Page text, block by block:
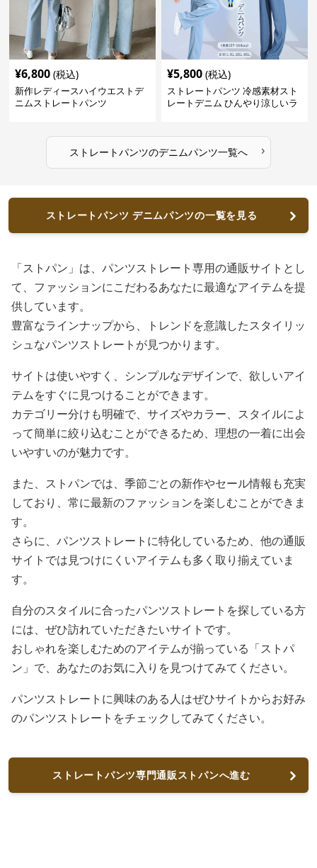
¥6,800 (税込)
新作レディースハイウエストデ
ニムストレートパンツ
¥5,800 (税込)
ストレートパンツ 冷感素材スト
レートデニム ひんやり涼しいラ
ストレートパンツのデニムパンツ一覧へ ›
ストレートパンツ デニムパンツの一覧を見る
「ストパン」は、パンツストレート専用の通販サイトとし
て、ファッションにこだわるあなたに最適なアイテムを提
供しています。
豊富なラインナップから、トレンドを意識したスタイリッ
シュなパンツストレートが見つかります。
サイトは使いやすく、シンプルなデザインで、欲しいアイ
テムをすぐに見つけることができます。
カテゴリー分けも明確で、サイズやカラー、スタイルによ
って簡単に絞り込むことができるため、理想の一着に出会
いやすいのが魅力です。
また、ストパンでは、季節ごとの新作やセール情報も充実
しており、常に最新のファッションを楽しむことができま
す。
さらに、パンツストレートに特化しているため、他の通販
サイトでは見つけにくいアイテムも多く取り揃えていま
す。
自分のスタイルに合ったパンツストレートを探している方
には、ぜひ訪れていただきたいサイトです。
おしゃれを楽しむためのアイテムが揃っている「ストパ
ン」で、あなたのお気に入りを見つけてみてください。
パンツストレートに興味のある人はぜひサイトからお好み
のパンツストレートをチェックしてみてください。
ストレートパンツ専門通販ストパンへ進む